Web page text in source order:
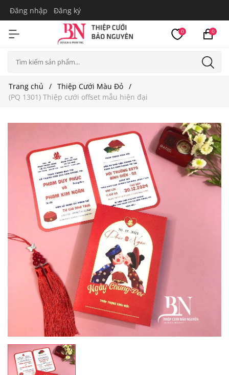
Đăng nhập Đăng ký
0 0
Trang chủ
Thiệp Cưới Màu Đỏ
(PQ 1301) Thiệp cưới offset mẫu hiện đại